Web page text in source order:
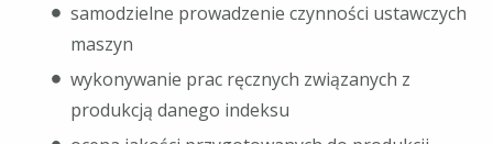
samodzielne prowadzenie czynności ustawczych
maszyn
wykonywanie prac ręcznych związanych z
produkcją danego indeksu